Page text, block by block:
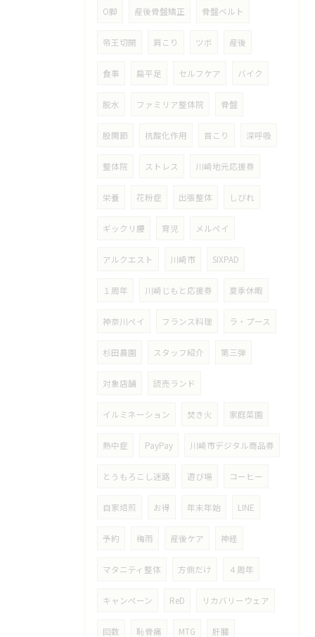
O脚 産後骨盤矯正 骨盤ベルト
帝王切開 肩こり ツボ 産後
食事 扁平足 セルフケア バイク
脱水 ファミリア整体院 骨盤
股関節 抗酸化作用 首こり 深呼吸
整体院 ストレス 川崎地元応援券
栄養 花粉症 出張整体 しびれ
ギックリ腰 育児 メルペイ
アルクエスト 川崎市 SIXPAD
１周年 川崎じもと応援券 夏季休暇
神奈川ペイ フランス料理 ラ・プース
杉田農園 スタッフ紹介 第三弾
対象店舗 読売ランド
イルミネーション 焚き火 家庭菜園
熱中症 PayPay 川崎市デジタル商品券
とうもろこし迷路 遊び場 コーヒー
自家焙煎 お得 年末年始 LINE
予約 梅雨 産後ケア 神経
マタニティ整体 方側だけ ４周年
キャンペーン ReD リカバリーウェア
回数 恥骨痛 MTG 肝臓